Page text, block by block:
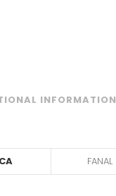
INFORMATION
FANAL